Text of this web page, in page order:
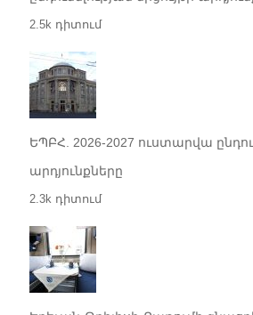
2.5k դիտում
ԵՊԲՀ. 2026-2027 ուստարվա
արդյունքները
2.3k դիտում